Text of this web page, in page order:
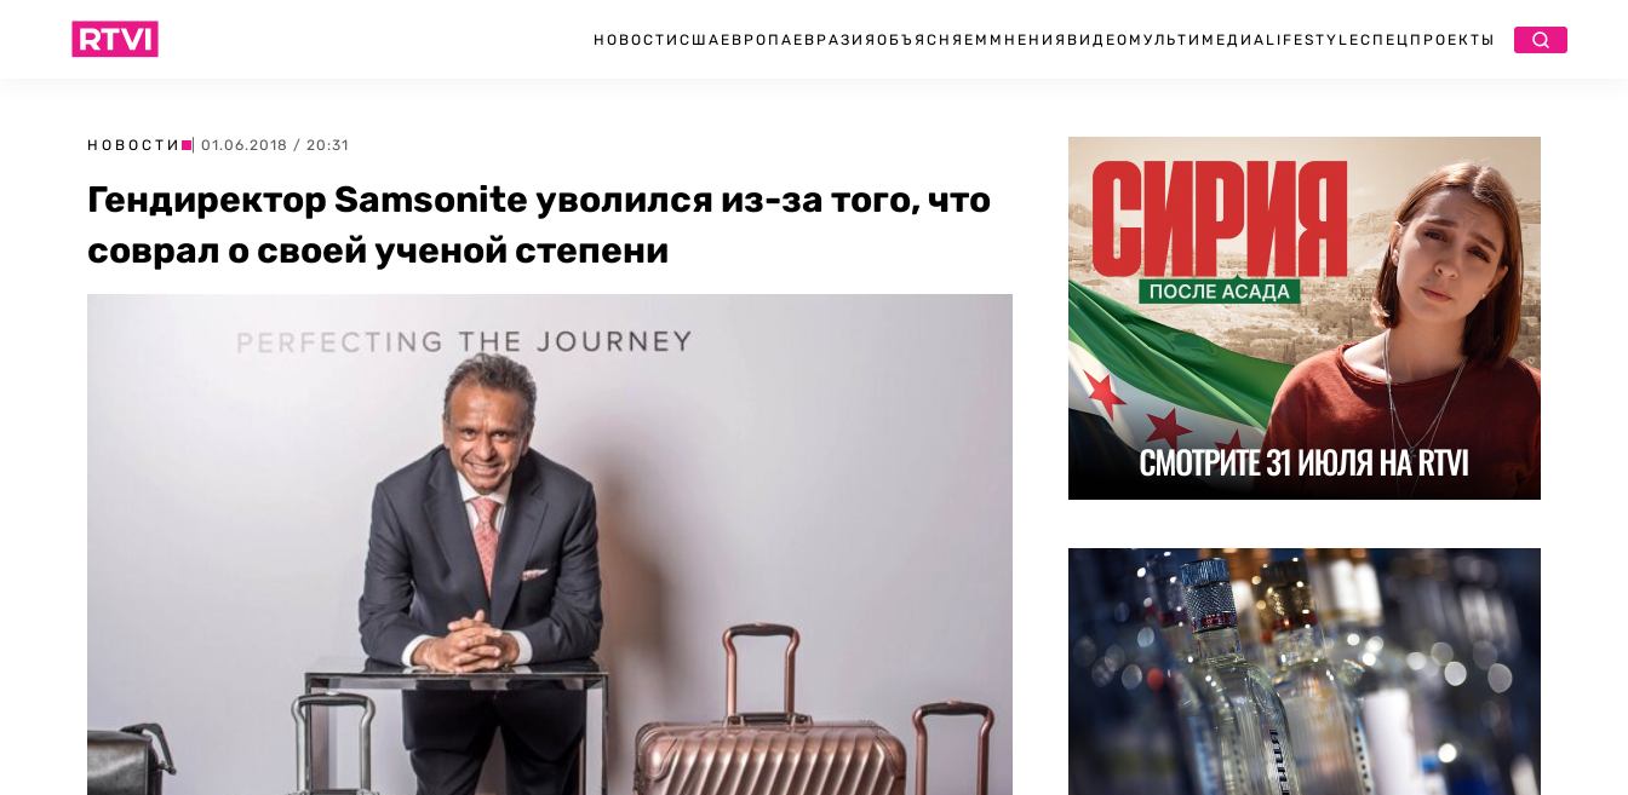
НОВОСТИ США ЕВРОПА ЕВРАЗИЯ ОБЪЯСНЯЕМ МНЕНИЯ ВИДЕО МУЛЬТИМЕДИА LIFESTYLEСПЕЦПРОЕКТЫ
НОВОСТИ | 01.06.2018 / 20:31
Гендиректор Samsonite уволился из-за того, что
соврал о своей ученой степени